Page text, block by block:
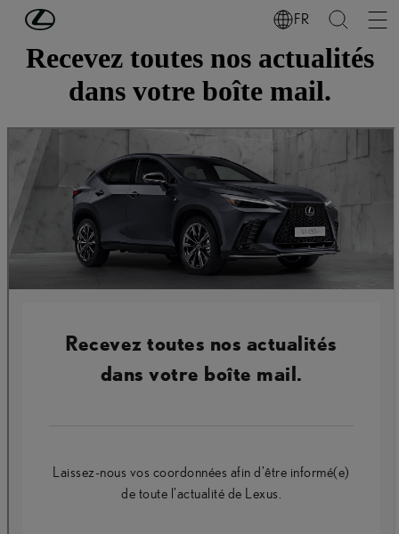
Passer au contenu principal (Appuyez sur Enter) FR
Recevez toutes nos actualités
dans votre boîte mail.